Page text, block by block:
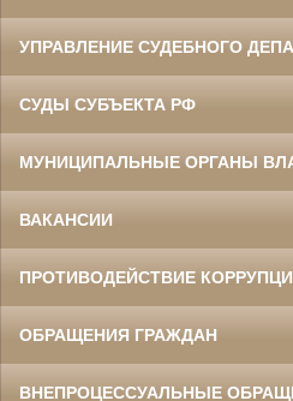
УПРАВЛЕНИЕ СУДЕБНОГО
СУДЫ СУБЪЕКТА РФ
МУНИЦИПАЛЬНЫЕ ОРГАНЫ
ВАКАНСИИ
ПРОТИВОДЕЙСТВИЕ
ОБРАЩЕНИЯ ГРАЖДАН
ВНЕПРОЦЕССУАЛЬНЫЕ